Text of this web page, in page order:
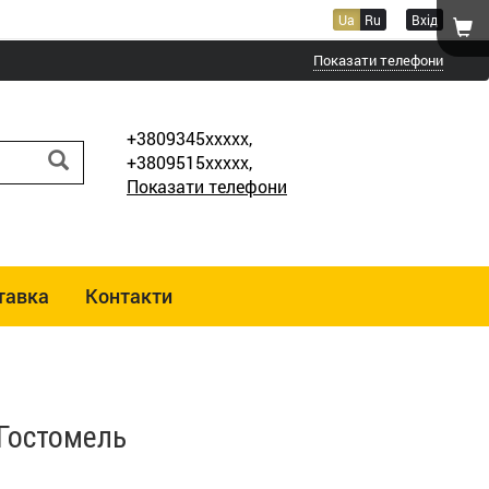
Ua Ru Вхід
Показати телефони
+3809345xxxxx,
+3809515xxxxx,
Показати телефони
Контакти